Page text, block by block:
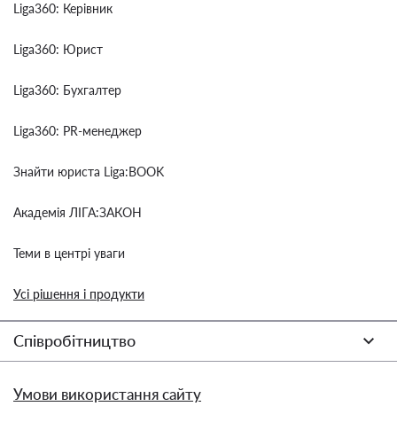
Liga360: Керівник
Liga360: Юрист
Liga360: Бухгалтер
Liga360: PR-менеджер
Знайти юриста Liga:BOOK
Академія ЛІГА:ЗАКОН
Теми в центрі уваги
Усі рішення і продукти
Співробітництво
Умови використання сайту